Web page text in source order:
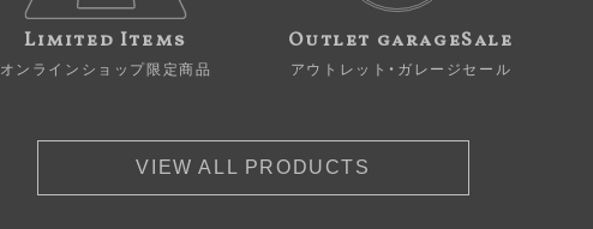
Limited Items
オンラインショップ限定商品
Outlet garageSale
アウトレット・ガレージセール
VIEW ALL PRODUCTS